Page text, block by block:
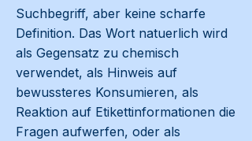
Suchbegriff, aber keine scharfe
Definition. Das Wort natuerlich wird
als Gegensatz zu chemisch
verwendet, als Hinweis auf
bewussteres Konsumieren, als
Reaktion auf Etikettinformationen die
Fragen aufwerfen, oder als